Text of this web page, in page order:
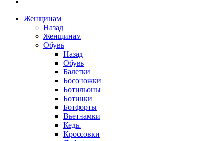
Женщинам
Назад
Женщинам
Обувь
Назад
Обувь
Балетки
Босоножки
Ботильоны
Ботинки
Ботфорты
Вьетнамки
Кеды
Кроссовки